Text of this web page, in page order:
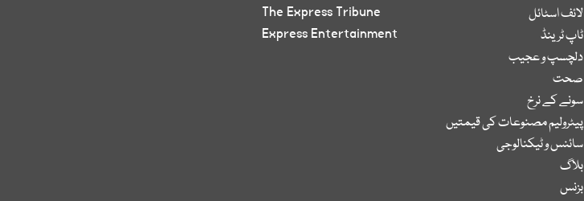
لائف اسٹائل
ٹاپ ٹرینڈ
دلچسپ و عجیب
صحت
سونے کے نرخ
پیٹرولیم مصنوعات کی قیمتیں
سائنس و ٹیکنالوجی
بلاگ
بزنس
The Express Tribune
Express Entertainment